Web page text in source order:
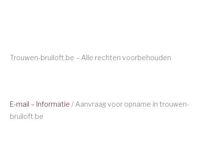
Trouwen-bruiloft.be – Alle rechten voorbehouden
E-mail – Informatie / Aanvraag voor opname in trouwen-
bruiloft.be